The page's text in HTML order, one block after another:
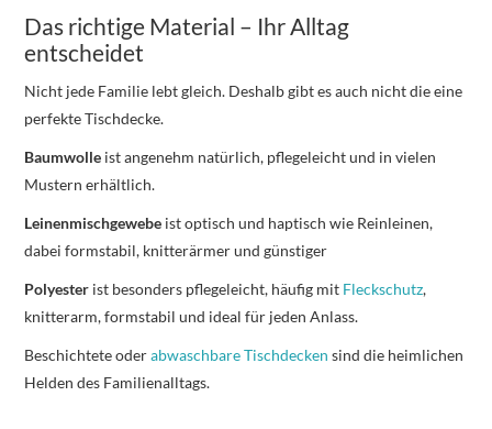
Das richtige Material – Ihr Alltag
entscheidet
Nicht jede Familie lebt gleich. Deshalb gibt es auch nicht die eine
perfekte Tischdecke.
Baumwolle ist angenehm natürlich, pflegeleicht und in vielen
Mustern erhältlich.
Leinenmischgewebe ist optisch und haptisch wie Reinleinen,
dabei formstabil, knitterärmer und günstiger
Polyester ist besonders pflegeleicht, häufig mit Fleckschutz,
knitterarm, formstabil und ideal für jeden Anlass.
Beschichtete oderabwaschbare Tischdecken sind die heimlichen
Helden des Familienalltags.